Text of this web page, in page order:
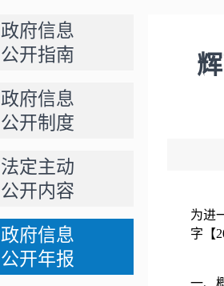
政府信息
公开指南
政府信息
公开制度
法定主动
公开内容
政府信息
公开年报
为进
字【
一、